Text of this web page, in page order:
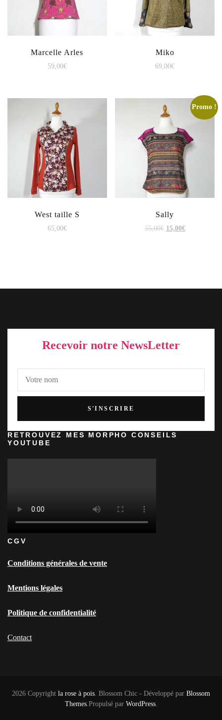
Marcelle Arles
59,00€
Miko
69,00€
West taille S
65,00€
Promo !
Sally
55,00€ 15,00€
Recevoir notre NewsLetter
RETROUVEZ MES MORPHO CONSEILS
YOUTUBE
CGV
Conditions générales de vente
Mentions légales
Politique de confidentialité
Contact
2026 Copyright la rose à pois Blossom Chic - Développé par Blossom
Themes.Propulsé par WordPress.